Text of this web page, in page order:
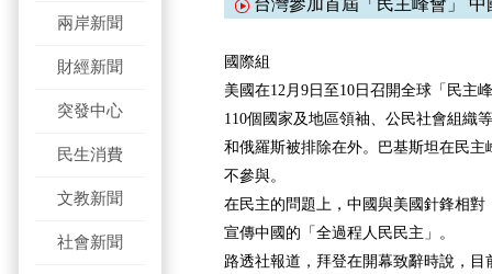
兩岸新聞
財經新聞
突發中心
民生消費
文教新聞
社會新聞
國際組
美國在12月9日至10日召開全球「民主
110個國家及地區領袖、公民社會組織
和俄羅斯被排除在外。巴基斯坦在民
不參與。
在民主的問題上，中國與美國針鋒相
宣傳中國的「全過程人民民主」。
路透社報道，拜登在開幕致辭時說，